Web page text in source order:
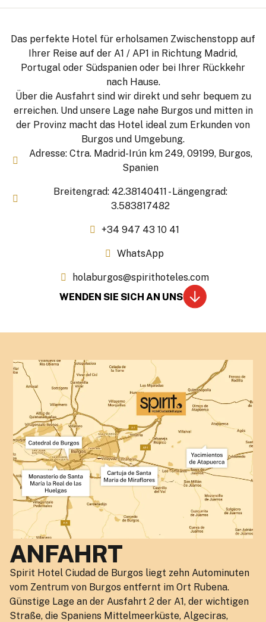
Das perfekte Hotel für erholsamen Zwischenstopp auf
Ihrer Reise auf der A1 / AP1 in Richtung Madrid,
Portugal oder Südspanien oder bei Ihrer Rückkehr
nach Hause.
Über die Ausfahrt sind wir direkt und sehr bequem zu
erreichen. Und unsere Lage nahe Burgos und mitten in
der Provinz macht das Hotel ideal zum Erkunden von
Burgos und Umgebung.
Adresse: Ctra. Madrid-Irún km 249, 09199, Burgos,
Spanien
Breitengrad: 42.38140411 - Längengrad:
3.583817482
+34 947 43 10 41
WhatsApp
holaburgos@spirithoteles.com
WENDEN SIE SICH AN UNS
ANFAHRT
Spirit Hotel Ciudad de Burgos liegt zehn Autominuten
vom Zentrum von Burgos entfernt im Ort Rubena.
Günstige Lage an der Ausfahrt 2 der A1, der wichtigen
Straße, die Spaniens Mittelmeerküste, Algeciras,